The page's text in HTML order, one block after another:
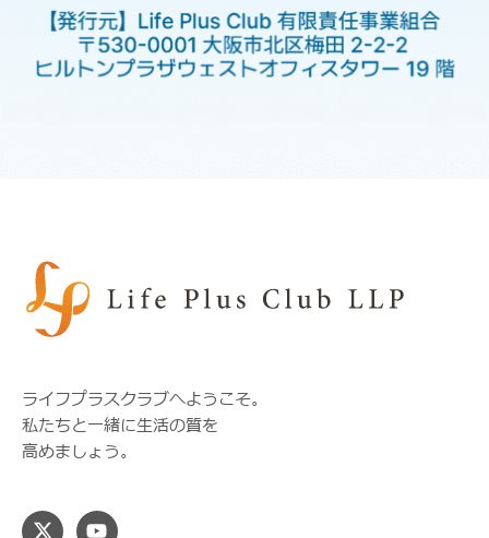
ライフプラスクラブへようこそ。
私たちと一緒に生活の質を
高めましょう。